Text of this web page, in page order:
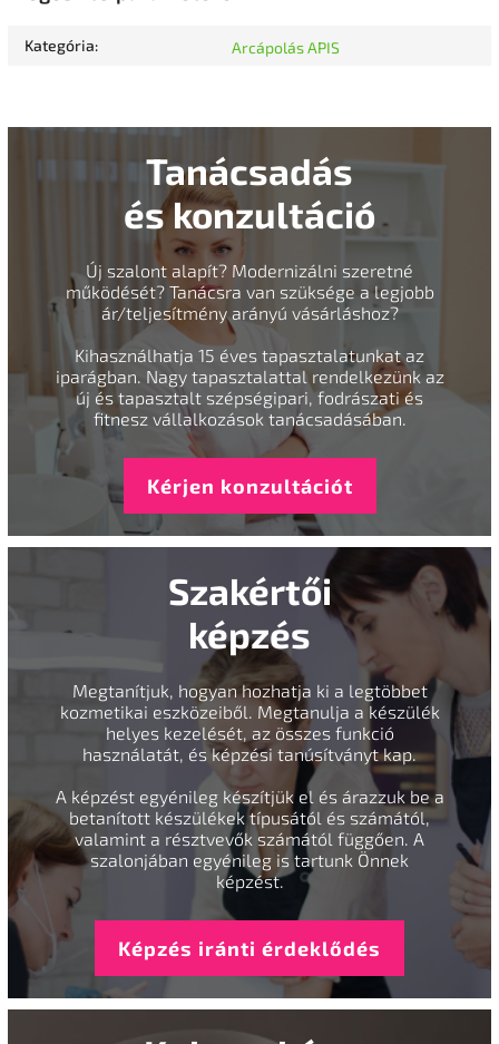
Kategória: Arcápolás APIS
Tanácsadás
és konzultáció
Új szalont alapít? Modernizálni szeretné
működését? Tanácsra van szüksége a legjobb
ár/teljesítmény arányú vásárláshoz?
Kihasználhatja 15 éves tapasztalatunkat az
iparágban. Nagy tapasztalattal rendelkezünk az
új és tapasztalt szépségipari, fodrászati és
fitnesz vállalkozások tanácsadásában.
Kérjen konzultációt
Szakértői
képzés
Megtanítjuk, hogyan hozhatja ki a legtöbbet
kozmetikai eszközeiből. Megtanulja a készülék
helyes kezelését, az összes funkció
használatát, és képzési tanúsítványt kap.
A képzést egyénileg készítjük el és árazzuk be a
betanított készülékek típusától és számától,
valamint a résztvevők számától függően. A
szalonjában egyénileg is tartunk Önnek
képzést.
Képzés iránti érdeklődés